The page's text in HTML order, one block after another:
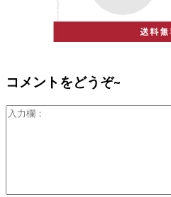
コメントをどうぞ~